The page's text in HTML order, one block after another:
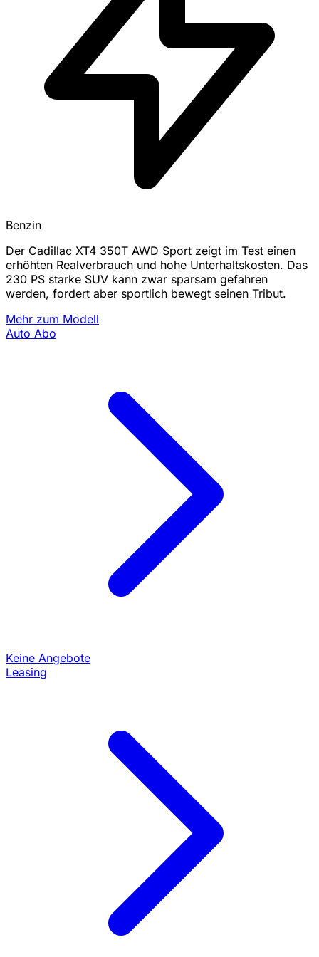
Benzin
Der Cadillac XT4 350T AWD Sport zeigt im Test einen
erhöhten Realverbrauch und hohe Unterhaltskosten. Das
230 PS starke SUV kann zwar sparsam gefahren
werden, fordert aber sportlich bewegt seinen Tribut.
Mehr zum Modell
Auto Abo
Keine Angebote
Leasing